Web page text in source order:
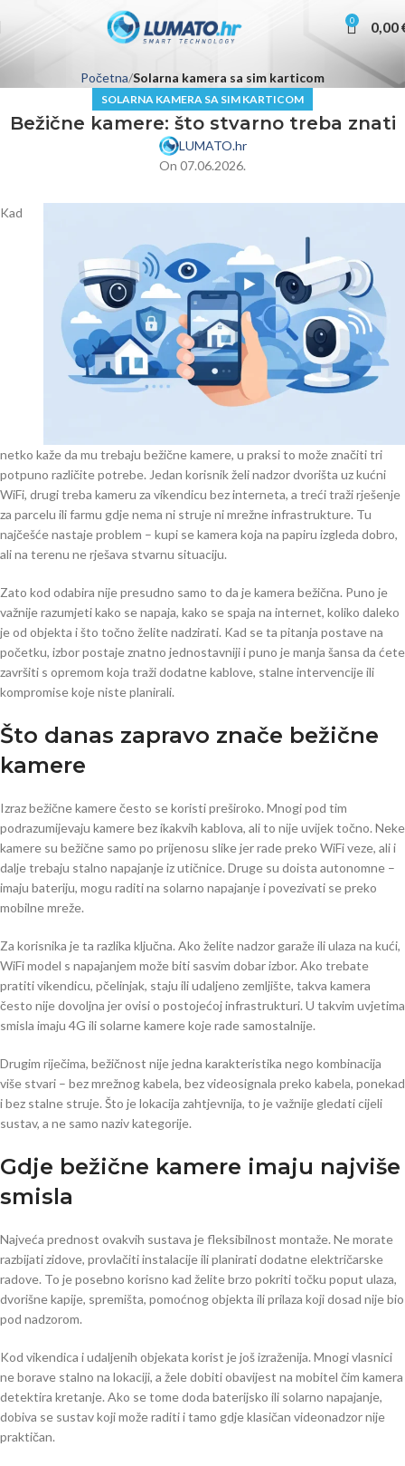
0 0,00
Početna Solarna kamera sa sim karticom
SOLARNA KAMERA SA SIM KARTICOM
Bežične kamere: što stvarno treba znati
LUMATO.hr
On 07.06.2026.
Kad
netko kaže da mu trebaju bežične kamere, u praksi to može značiti tri
potpuno različite potrebe. Jedan korisnik želi nadzor dvorišta uz kućni
WiFi, drugi treba kameru za vikendicu bez interneta, a treći traži rješenje
za parcelu ili farmu gdje nema ni struje ni mrežne infrastrukture. Tu
najčešće nastaje problem – kupi se kamera koja na papiru izgleda dobro,
ali na terenu ne rješava stvarnu situaciju.
Zato kod odabira nije presudno samo to da je kamera bežična. Puno je
važnije razumjeti kako se napaja, kako se spaja na internet, koliko daleko
je od objekta i što točno želite nadzirati. Kad se ta pitanja postave na
početku, izbor postaje znatno jednostavniji i puno je manja šansa da ćete
završiti s opremom koja traži dodatne kablove, stalne intervencije ili
kompromise koje niste planirali.
Što danas zapravo znače bežične
kamere
Izraz bežične kamere često se koristi preširoko. Mnogi pod tim
podrazumijevaju kamere bez ikakvih kablova, ali to nije uvijek točno. Neke
kamere su bežične samo po prijenosu slike jer rade preko WiFi veze, ali i
dalje trebaju stalno napajanje iz utičnice. Druge su doista autonomne –
imaju bateriju, mogu raditi na solarno napajanje i povezivati se preko
mobilne mreže.
Za korisnika je ta razlika ključna. Ako želite nadzor garaže ili ulaza na kući,
WiFi model s napajanjem može biti sasvim dobar izbor. Ako trebate
pratiti vikendicu, pčelinjak, staju ili udaljeno zemljište, takva kamera
često nije dovoljna jer ovisi o postojećoj infrastrukturi. U takvim uvjetima
smisla imaju 4G ili solarne kamere koje rade samostalnije.
Drugim riječima, bežičnost nije jedna karakteristika nego kombinacija
više stvari – bez mrežnog kabela, bez videosignala preko kabela, ponekad
i bez stalne struje. Što je lokacija zahtjevnija, to je važnije gledati cijeli
sustav, a ne samo naziv kategorije.
Gdje bežične kamere imaju najviše
smisla
Najveća prednost ovakvih sustava je fleksibilnost montaže. Ne morate
razbijati zidove, provlačiti instalacije ili planirati dodatne električarske
radove. To je posebno korisno kad želite brzo pokriti točku poput ulaza,
dvorišne kapije, spremišta, pomoćnog objekta ili prilaza koji dosad nije bio
pod nadzorom.
Kod vikendica i udaljenih objekata korist je još izraženija. Mnogi vlasnici
ne borave stalno na lokaciji, a žele dobiti obavijest na mobitel čim kamera
detektira kretanje. Ako se tome doda baterijsko ili solarno napajanje,
dobiva se sustav koji može raditi i tamo gdje klasičan videonadzor nije
praktičan.